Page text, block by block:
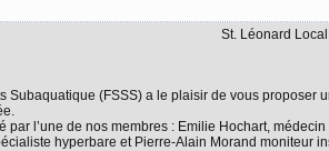
St. Léonard
Subaquatique (FSSS) a le plaisir de vous proposer
l’une de nos membres : Emilie Hochart,
hyperbare et Pierre-Alain Morand moniteur